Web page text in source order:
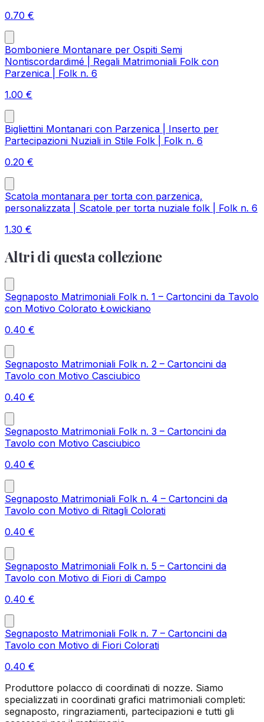
0.70 €
Bomboniere Montanare per Ospiti Semi
Nontiscordardimé | Regali Matrimoniali Folk con
Parzenica | Folk n. 6
1.00 €
Bigliettini Montanari con Parzenica | Inserto per
Partecipazioni Nuziali in Stile Folk | Folk n. 6
0.20 €
Scatola montanara per torta con parzenica,
personalizzata | Scatole per torta nuziale folk | Folk n. 6
1.30 €
Altri di questa collezione
Segnaposto Matrimoniali Folk n. 1 – Cartoncini da Tavolo
con Motivo Colorato Łowickiano
0.40 €
Segnaposto Matrimoniali Folk n. 2 – Cartoncini da
Tavolo con Motivo Casciubico
0.40 €
Segnaposto Matrimoniali Folk n. 3 – Cartoncini da
Tavolo con Motivo Casciubico
0.40 €
Segnaposto Matrimoniali Folk n. 4 – Cartoncini da
Tavolo con Motivo di Ritagli Colorati
0.40 €
Segnaposto Matrimoniali Folk n. 5 – Cartoncini da
Tavolo con Motivo di Fiori di Campo
0.40 €
Segnaposto Matrimoniali Folk n. 7 – Cartoncini da
Tavolo con Motivo di Fiori Colorati
0.40 €
Produttore polacco di coordinati di nozze. Siamo
specializzati in coordinati grafici matrimoniali completi:
segnaposto, ringraziamenti, partecipazioni e tutti gli